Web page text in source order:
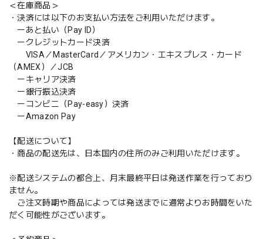
＜在庫商品＞
・決済には以下のお支払い方法をご利用いただけます。
ーあと払い（Pay ID）
ークレジットカード決済
VISA／MasterCard／アメリカン・エキスプレス・カード
（AMEX）／JCB
ーキャリア決済
ー銀行振込決済
ーコンビニ（Pay-easy）決済
ーAmazon Pay
【配送について】
・商品の配送先は、日本国内の住所のみご利用いただけます。
※配送システムの都合上、月末最終平日は発送作業を行っており
ません。
ご注文時期や商品によっては発送までに通常よりお時間をいた
だく可能性がございます。